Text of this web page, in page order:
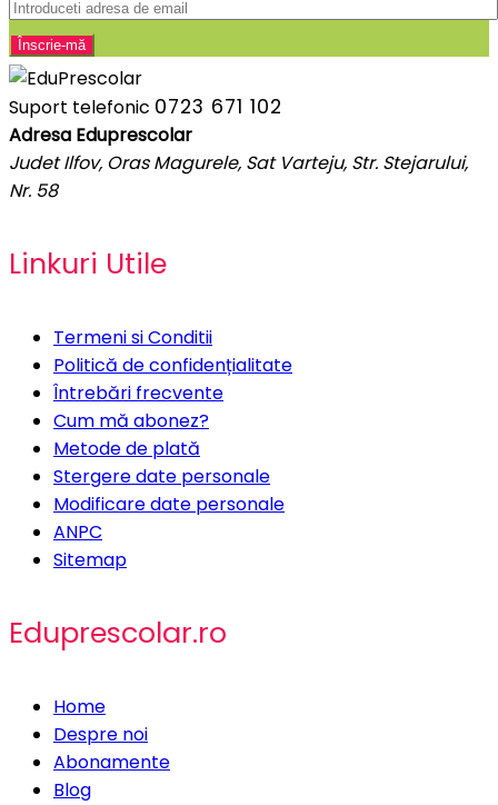
Suport telefonic 0723 671 102
Adresa Eduprescolar
Judet Ilfov, Oras Magurele, Sat Varteju, Str. Stejarului,
Nr. 58
Linkuri Utile
Termeni si Conditii
Politică de confidențialitate
Întrebări frecvente
Cum mă abonez?
Metode de plată
Stergere date personale
Modificare date personale
ANPC
Sitemap
Eduprescolar.ro
Home
Despre noi
Abonamente
Blog